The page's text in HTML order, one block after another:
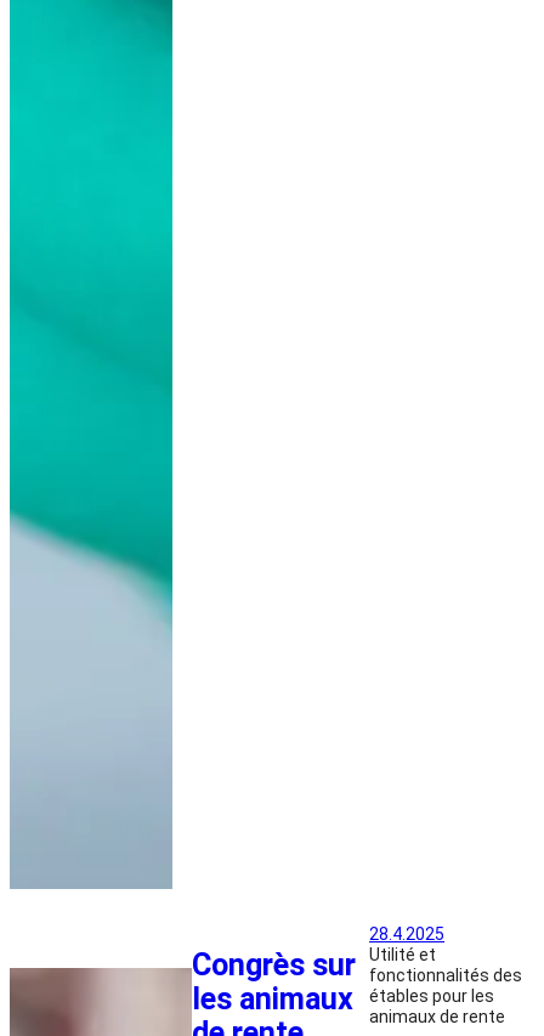
Congrès sur
les animaux
28.4.2025
Utilité et
fonctionnalités des
étables pour les
animaux de rente